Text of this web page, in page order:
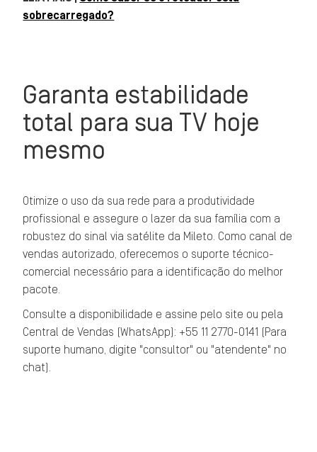
sobrecarregado?
Garanta estabilidade
total para sua TV hoje
mesmo
Otimize o uso da sua rede para a produtividade
profissional e assegure o lazer da sua família com a
robustez do sinal via satélite da Mileto. Como canal de
vendas autorizado, oferecemos o suporte técnico-
comercial necessário para a identificação do melhor
pacote.
Consulte a disponibilidade e assine pelo site ou pela
Central de Vendas (WhatsApp): +55 11 2770-0141 (Para
suporte humano, digite "consultor" ou "atendente" no
chat).